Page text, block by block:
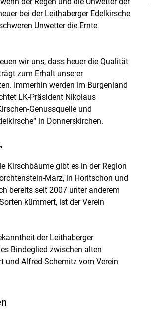
to main content
bei der Leithaberger Edelkirsche
Unwetter die Ernte
wir uns, dass heuer die Qualität
zum Erhalt unserer
Immerhin werden im Burgenland
LK-Präsident Nikolaus
Genussquelle und
in Donnerskirchen.
Kirschbäume gibt es in der Region
Marz, in Horitschon und
bereits seit 2007 unter anderem
kümmert, ist der Verein
der Leithaberger
Bindeglied zwischen alten
und Alfred Schemitz vom Verein